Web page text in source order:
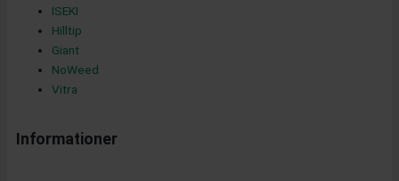
ISEKI
Hilltip
Giant
NoWeed
Vitra
Informationer